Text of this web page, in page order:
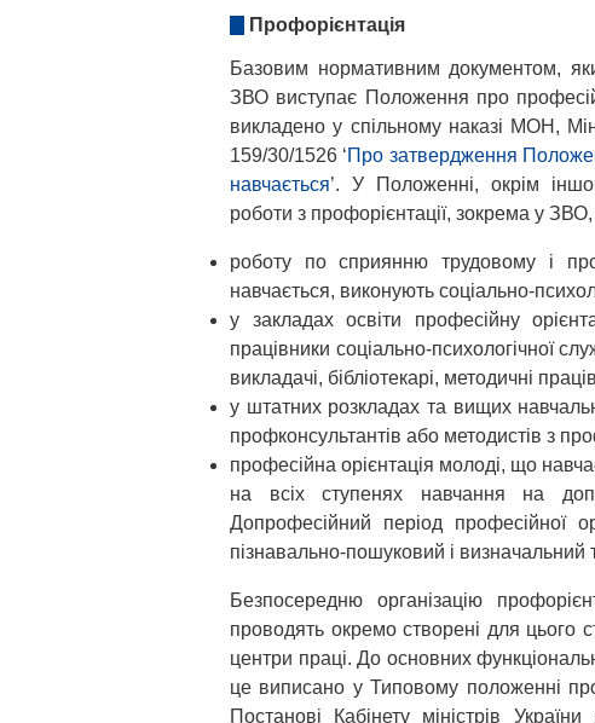
Профорієнтація
Базовим нормативним документом,
ЗВО виступає Положення про
викладено у спільному наказі МОН,
159/30/1526 ‘Про затвердження
навчається’. У Положенні, окрім
роботи з профорієнтації, зокрема у
роботу по сприянню трудовому і
навчається, виконують соціально-
у закладах освіти професійну
працівники соціально-психологічної
викладачі, бібліотекарі, методичні
у штатних розкладах та вищих
профконсультантів або методистів з
професійна орієнтація молоді, що
на всіх ступенях навчання на
Допрофесійний період професійної
пізнавально-пошуковий і визначальний
Безпосередню організацію
проводять окремо створені для цього
центри праці. До основних
це виписано у Типовому положенні
Постанові Кабінету міністрів